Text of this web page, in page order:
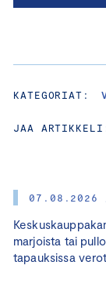
07.08.2026 /
marjoista tai
tapauksissa verot
KATEGORIAT:
JAA